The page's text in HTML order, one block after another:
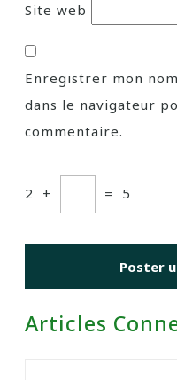
Site web
Enregistrer mon
dans le navigateur
commentaire.
2 + = 5
Articles